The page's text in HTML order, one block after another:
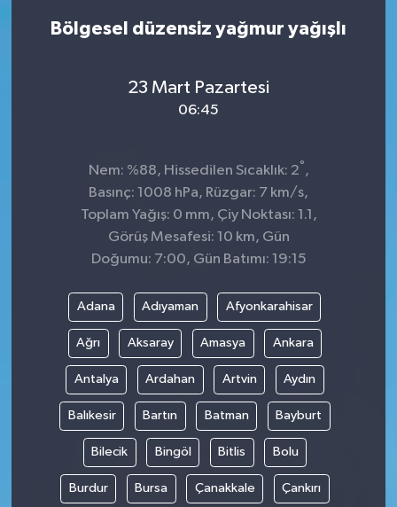
Bölgesel düzensiz yağmur yağışlı
23 Mart Pazartesi
06:45
Nem: %88, Hissedilen Sıcaklık: 2° ,
Basınç: 1008 hPa, Rüzgar: 7 km/s,
Toplam Yağış: 0 mm, Çiy Noktası: 1.1,
Görüş Mesafesi: 10 km, Gün
Doğumu: 7:00, Gün Batımı: 19:15
Adana Adıyaman Afyonkarahisar
Ağrı Aksaray Amasya Ankara
Antalya Ardahan Artvin Aydın
Balıkesir Bartın Batman Bayburt
Bilecik Bingöl Bitlis Bolu
Burdur Bursa Çanakkale Çankırı
MAGAZİN
POLİTİKA
RÖPORTAJ
SAĞLIK
SPOR
TARIM
TEKNOLOJİ
TURİZM